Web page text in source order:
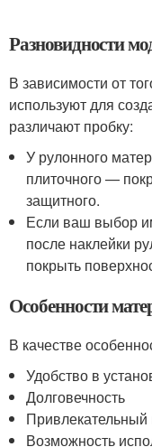
Разновидности
В зависимости от
используют для
различают пробку:
У рулонного
плиточного —
защитного.
Если ваш выбор
после наклейки
покрыть
Особенности
В качестве
Удобство в
Долговечность
Возможность